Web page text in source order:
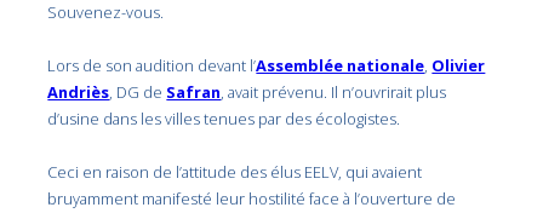
Souvenez-vous.
Lors de son audition devant l’Assemblée nationale, Olivier
Andriès, DG de Safran, avait prévenu. Il n’ouvrirait plus
d’usine dans les villes tenues par des écologistes.
Ceci en raison de l’attitude des élus EELV, qui avaient
bruyamment manifesté leur hostilité face à l’ouverture de